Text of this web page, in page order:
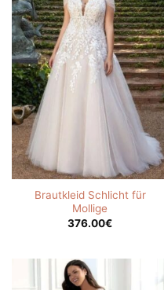
Brautkleid Schlicht für
Mollige
376.00€